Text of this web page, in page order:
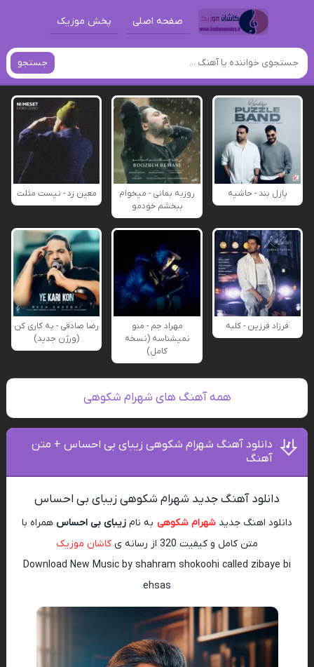
صفحه اصلی پخش موزیک
جستجو
پازل بند - حاشیه
روزبه بمانی - میخوام
ببخشم خودمو
معین زد - نیست مثلت
فرزاد فرزین - کلبه
مهراد جم - منو
نمیشناسه (نسخه
کامل)
رضا صادقی - یه کاری کن
(ورژن جدید)
همه آهنگ های شهرام شکوهی
دانلود آهنگ شهرام شکوهی زیبای بی احساس + متن
آهنگ
دانلود آهنگ جدید شهرام شکوهی زیبای بی احساس
دانلود اهنگ جدید شهرام شکوهی به نام زیبای بی احساس همراه با
متن کامل و کیفیت 320 از رسانه ی
کاشان موزیک
Download New Music by shahram shokoohi called zibaye bi
ehsas